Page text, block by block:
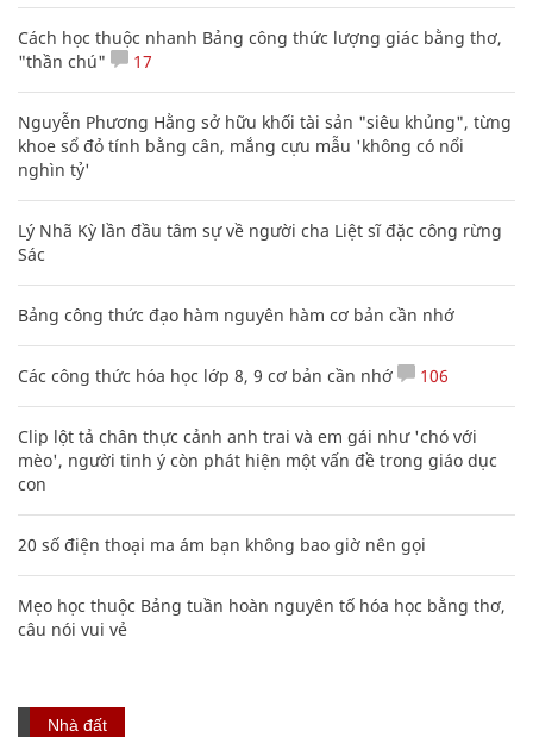
Cách học thuộc nhanh Bảng công thức lượng giác bằng thơ,
"thần chú"
17
Nguyễn Phương Hằng sở hữu khối tài sản "siêu khủng", từng
khoe sổ đỏ tính bằng cân, mắng cựu mẫu 'không có nổi
nghìn tỷ'
Lý Nhã Kỳ lần đầu tâm sự về người cha Liệt sĩ đặc công rừng
Sác
Bảng công thức đạo hàm nguyên hàm cơ bản cần nhớ
Các công thức hóa học lớp 8, 9 cơ bản cần nhớ 106
Clip lột tả chân thực cảnh anh trai và em gái như 'chó với
mèo', người tinh ý còn phát hiện một vấn đề trong giáo dục
con
20 số điện thoại ma ám bạn không bao giờ nên gọi
Mẹo học thuộc Bảng tuần hoàn nguyên tố hóa học bằng thơ,
câu nói vui vẻ
Nhà đất